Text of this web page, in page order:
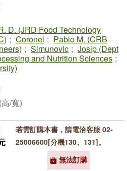
D. (JRD Food Technology
; Coronel ; Pablo M. (CRB
; Simunovic ; Josip (Dept
and Nutrition Sciences ;
/寬)
若需訂購本書，請電洽客服 02-
25006600[分機130、131]。
無法訂購